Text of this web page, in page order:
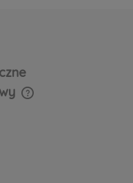
płatności